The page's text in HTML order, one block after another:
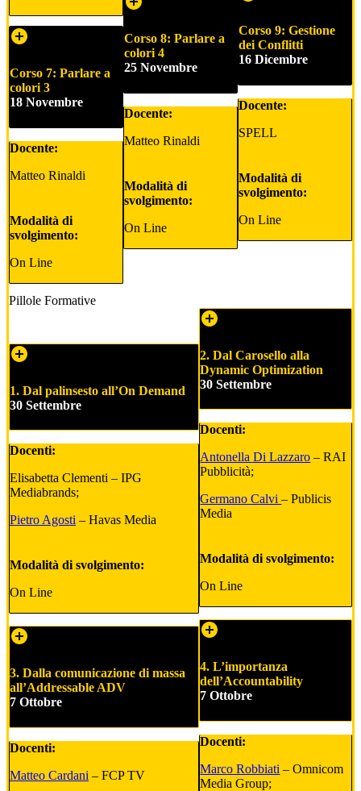
Corso 7: Parlare a
colori 3
18 Novembre
Docente:
Matteo Rinaldi
Modalità di
svolgimento:
On Line
Corso 8: Parlare a
colori 4
25 Novembre
Docente:
Matteo Rinaldi
Modalità di
svolgimento:
On Line
Corso 9: Gestione
dei Conflitti
16 Dicembre
Docente:
SPELL
Modalità di
svolgimento:
On Line
Pillole Formative
1. Dal palinsesto all’On Demand
30 Settembre
Docenti:
Elisabetta Clementi – IPG
Mediabrands;
Pietro Agosti – Havas Media
Modalità di svolgimento:
On Line
3. Dalla comunicazione di massa
all’Addressable ADV
7 Ottobre
Docenti:
Matteo Cardani – FCP TV
2. Dal Carosello alla
Dynamic Optimization
30 Settembre
Docenti:
Antonella Di Lazzaro – RAI
Pubblicità;
Germano Calvi– Publicis
Media
Modalità di svolgimento:
On Line
4. L’importanza
dell’Accountability
7 Ottobre
Docenti:
Marco Robbiati – Omnicom
Media Group;